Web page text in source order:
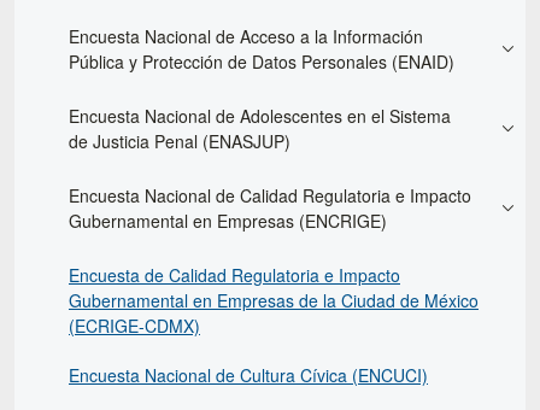
Encuesta Nacional de Acceso a la Información
Pública y Protección de Datos Personales (ENAID)
Encuesta Nacional de Adolescentes en el Sistema
de Justicia Penal (ENASJUP)
Encuesta Nacional de Calidad Regulatoria e Impacto
Gubernamental en Empresas (ENCRIGE)
Encuesta de Calidad Regulatoria e Impacto
Gubernamental en Empresas de la Ciudad de México
(ECRIGE-CDMX)
Encuesta Nacional de Cultura Cívica (ENCUCI)